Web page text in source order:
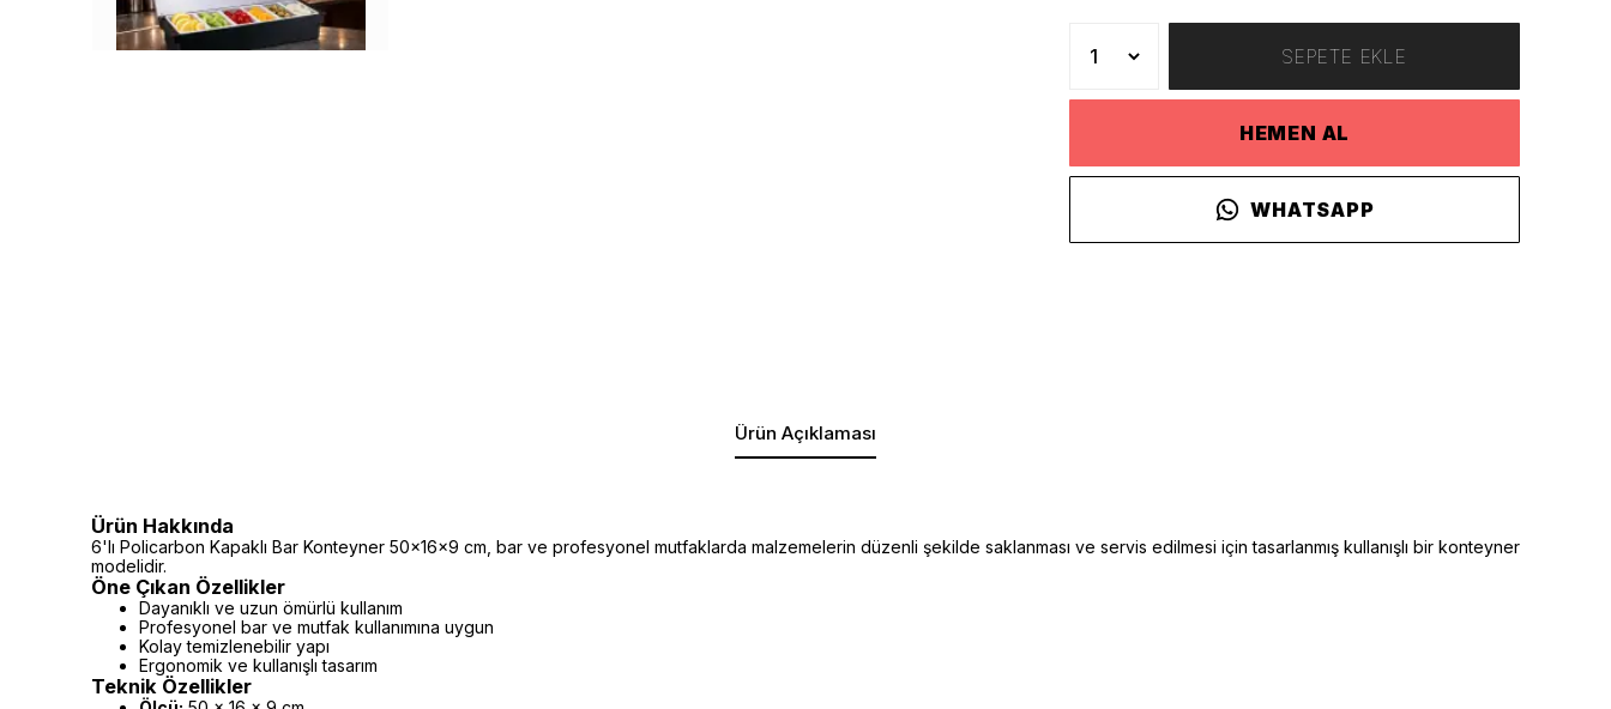
SEPETE EKLE
HEMEN AL
WHATSAPP
Ürün Açıklaması
Ürün Hakkında
6'lı Policarbon Kapaklı Bar Konteyner 50×16×9 cm, bar ve profesyonel mutfaklarda malzemelerin düzenli şekilde saklanması ve servis edilmesi için tasarlanmış kullanışlı bir konteyner
modelidir.
Öne Çıkan Özellikler
Dayanıklı ve uzun ömürlü kullanım
Profesyonel bar ve mutfak kullanımına uygun
Kolay temizlenebilir yapı
Ergonomik ve kullanışlı tasarım
Teknik Özellikler